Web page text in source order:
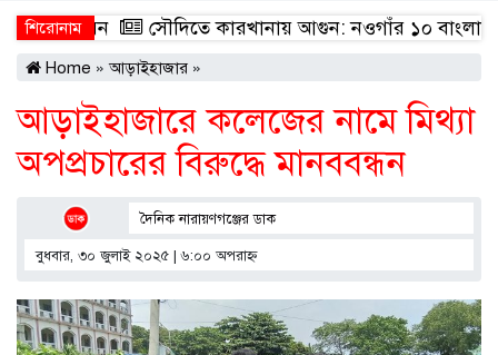
শিরোনাম
করেন
সৌদিতে কারখানায় আগুন: নওগাঁর ১০ বাংলাদেশির
Home »আড়াইহাজার »
আড়াইহাজারে কলেজের নামে মিথ্যা
অপপ্রচারের বিরুদ্ধে মানববন্ধন
দৈনিক নারায়ণগঞ্জের ডাক
বুধবার, ৩০ জুলাই ২০২৫ | ৬:০০ অপরাহ্ণ